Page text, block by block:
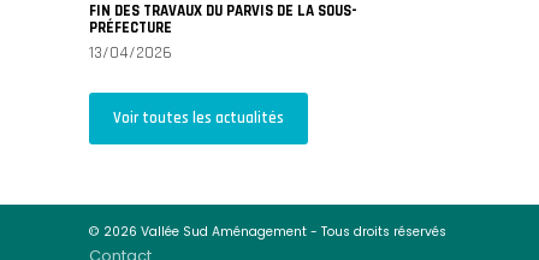
FIN DES TRAVAUX DU PARVIS DE LA SOUS-
PRÉFECTURE
13/04/2026
Voir toutes les actualités
© 2026 Vallée Sud Aménagement - Tous droits réservés